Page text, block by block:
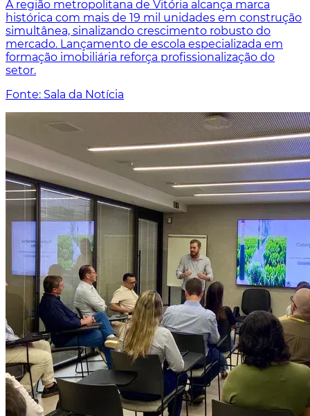
A região metropolitana de Vitória alcança marca
histórica com mais de 19 mil unidades em construção
simultânea, sinalizando crescimento robusto do
mercado. Lançamento de escola especializada em
formação imobiliária reforça profissionalização do
setor.
Fonte: Sala da Notícia